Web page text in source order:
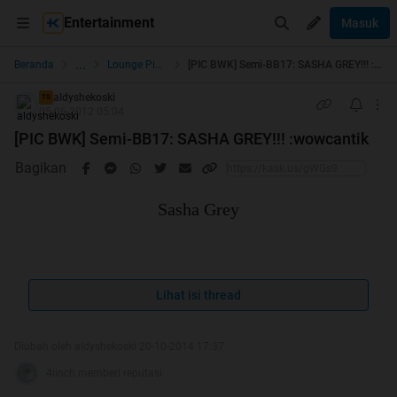
Entertainment Masuk
Beranda ... Lounge Pictures
TS aldyshekoski
05-06-2012 05:04
[PIC BWK] Semi-BB17: SASHA GREY!!! :wowcantik
Bagikan
Sasha Grey
SpoilerforFOTO & BIOGRAFI:
Lihat isi thread